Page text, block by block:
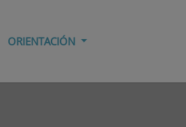
ORIENTACIÓN